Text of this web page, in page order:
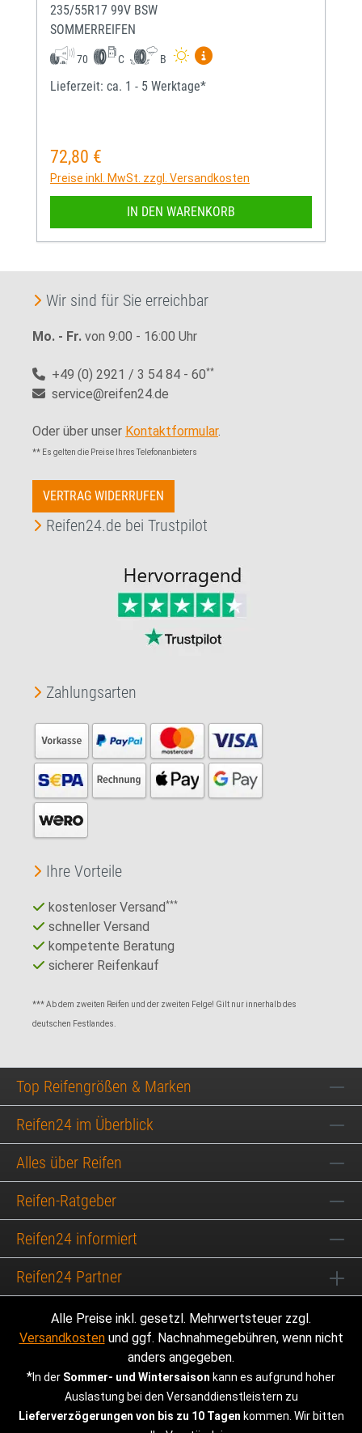
235/55R17 99V BSW
SOMMERREIFEN
70 C B
Mehr Informationen zum
Lieferzeit: ca. 1 - 5 Werktage*
Regulärer Preis:
72,80 €
Preise inkl. MwSt. zzgl. Versandkosten
IN DEN WARENKORB
Wir sind für Sie erreichbar
Mo. - Fr. von 9:00 - 16:00 Uhr
+49 (0) 2921 / 3 54 84 - 60**
service@reifen24.de
Oder über unser Kontaktformular.
** Es gelten die Preise Ihres Telefonanbieters
VERTRAG WIDERRUFEN
Reifen24.de bei Trustpilot
Zahlungsarten
Ihre Vorteile
kostenloser Versand***
schneller Versand
kompetente Beratung
sicherer Reifenkauf
*** Ab dem zweiten Reifen und der zweiten Felge! Gilt nur innerhalb des
deutschen Festlandes.
Top Reifengrößen & Marken
Reifen24 im Überblick
Alles über Reifen
Reifen-Ratgeber
Reifen24 informiert
Reifen24 Partner
Alle Preise inkl. gesetzl. Mehrwertsteuer zzgl.
Versandkostenund ggf. Nachnahmegebühren, wenn nicht
anders angegeben.
*In der Sommer- und Wintersaison kann es aufgrund hoher
Auslastung bei den Versanddienstleistern zu
Lieferverzögerungen von bis zu 10 Tagen kommen. Wir bitten